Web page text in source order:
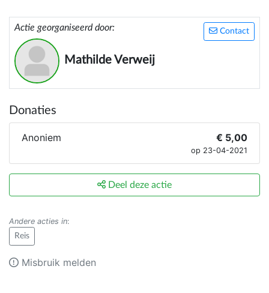
Contact
Actie georganiseerd door:
Mathilde Verweij
Donaties
Anoniem € 5,00
op 23-04-2021
Deel deze actie
Andere acties in:
Reis
Misbruik melden